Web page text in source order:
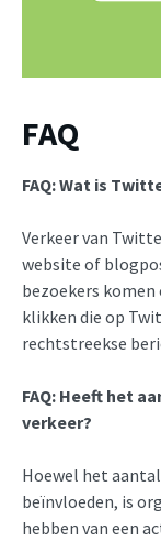
FAQ
FAQ: Wat is
Verkeer van
website of
bezoekers
klikken die op
rechtstreekse
FAQ: Heeft het
verkeer?
Hoewel het
beïnvloeden, is
hebben van een